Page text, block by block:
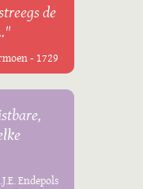
de
- 1729
Endepols